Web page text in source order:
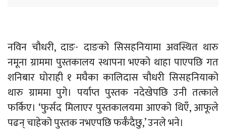
नविन चौधरी, दाङ- दाङको सिसहनियामा अवस्थित थारु
नमूना ग्राममा पुस्तकालय स्थापना भएको थाहा पाएपछि गत
शनिबार घोराही १ मघैका कालिदास चौधरी सिसहनियाको
थारु ग्राममा पुगे। पर्याप्त पुस्तक नदेखेपछि उनी तत्काले
फर्किए। ‘फुर्सद मिलाएर पुस्तकालयमा आएको थिएँ, आफूले
पढन् चाहेको पुस्तक नभएपछि फर्कँदैछु,’ उनले भने।